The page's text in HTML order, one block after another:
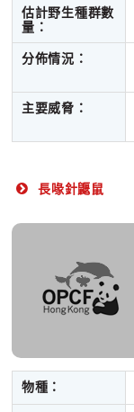
估計野生種群數
量：
分佈情況：
主要威脅：
長喙針鼴鼠
物種：